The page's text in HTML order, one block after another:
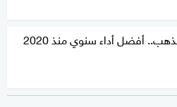
أفضل أداء سنوي منذ 2020